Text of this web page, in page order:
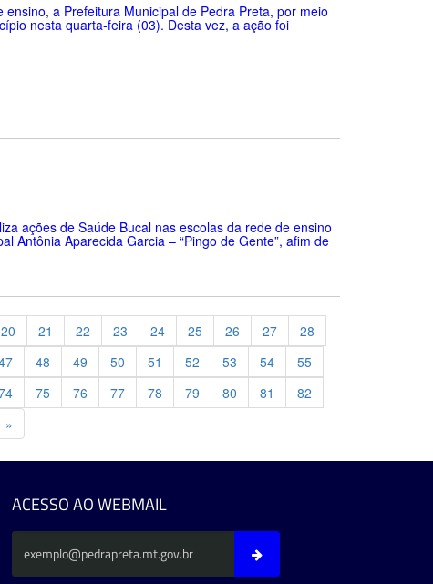
a Prefeitura Municipal de Pedra Preta, por meio
nesta quarta-feira (03). Desta vez, a ação foi
ações de Saúde Bucal nas escolas da rede de ensino
Antônia Aparecida Garcia – “Pingo de Gente”, afim de
20 21 22 23 24 25 26 27
28
48 49 50 51 52 53 54
55
75 76 77 78 79 80 81
82
»
ACESSO AO WEBMAIL